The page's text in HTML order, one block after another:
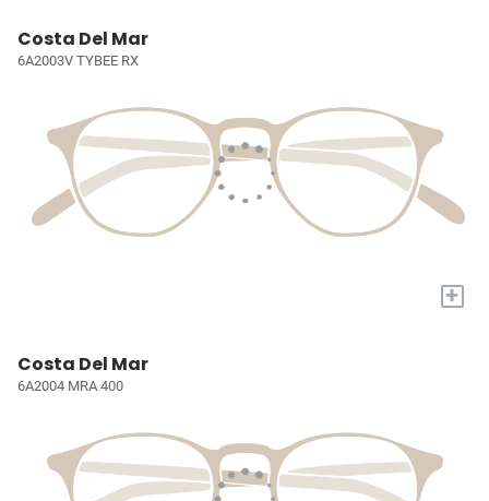
Costa Del Mar
6A2003V TYBEE RX
+
Costa Del Mar
6A2004 MRA 400